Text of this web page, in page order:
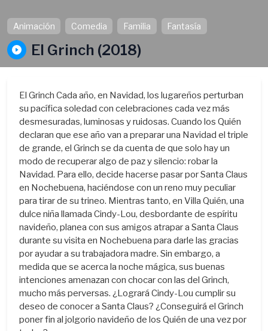
Animación Comedia Familia Fantasía
El Grinch (2018)
El Grinch Cada año, en Navidad, los lugareños perturban
su pacífica soledad con celebraciones cada vez más
desmesuradas, luminosas y ruidosas. Cuando los Quién
declaran que ese año van a preparar una Navidad el triple
de grande, el Grinch se da cuenta de que solo hay un
modo de recuperar algo de paz y silencio: robar la
Navidad. Para ello, decide hacerse pasar por Santa Claus
en Nochebuena, haciéndose con un reno muy peculiar
para tirar de su trineo. Mientras tanto, en Villa Quién, una
dulce niña llamada Cindy-Lou, desbordante de espíritu
navideño, planea con sus amigos atrapar a Santa Claus
durante su visita en Nochebuena para darle las gracias
por ayudar a su trabajadora madre. Sin embargo, a
medida que se acerca la noche mágica, sus buenas
intenciones amenazan con chocar con las del Grinch,
mucho más perversas. ¿Logrará Cindy-Lou cumplir su
deseo de conocer a Santa Claus? ¿Conseguirá el Grinch
poner fin al jolgorio navideño de los Quién de una vez por